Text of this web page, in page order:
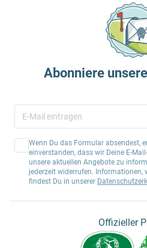
Abonniere
Wenn Du das Formular absendest,
einverstanden, dass wir Deine E-
unsere aktuellen Angebote zu
jederzeit widerrufen. Informationen,
findest Du in unserer
Offizieller